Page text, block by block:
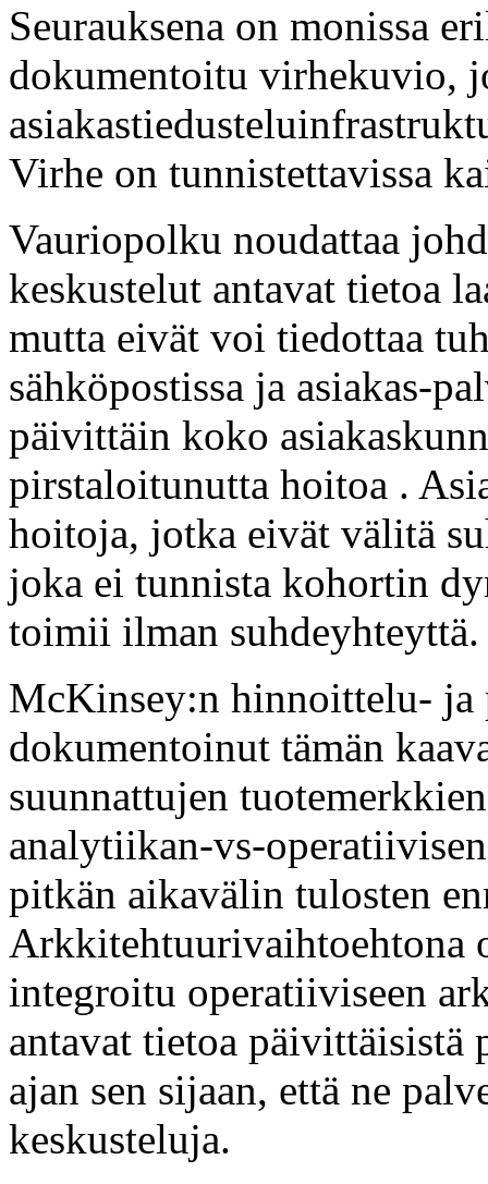
Seurauksena on monissa
dokumentoitu virhekuvio,
Virhe on tunnistettavissa
Vauriopolku noudattaa
keskustelut antavat tietoa
mutta eivät voi tiedottaa
sähköpostissa ja asiakas-
päivittäin koko
pirstaloitunutta hoitoa .
hoitoja, jotka eivät välitä
joka ei tunnista kohortin
toimii ilman suhdeyhteyttä.
McKinsey:n hinnoittelu- ja
dokumentoinut tämän
suunnattujen
analytiikan-vs-
pitkän aikavälin tulosten
Arkkitehtuurivaihtoehtona
integroitu operatiiviseen
antavat tietoa päivittäisistä
ajan sen sijaan, että ne
keskusteluja.